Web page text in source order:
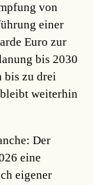
von
einer
Euro zur
bis 2030
bis zu drei
weiterhin
Der
eine
eigener